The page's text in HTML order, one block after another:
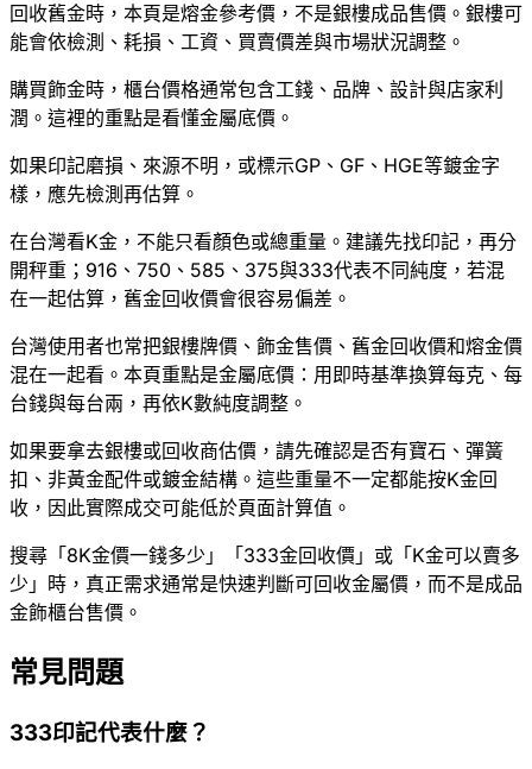
回收舊金時，本頁是熔金參考價，不是銀樓成品售價。銀樓可
能會依檢測、耗損、工資、買賣價差與市場狀況調整。
購買飾金時，櫃台價格通常包含工錢、品牌、設計與店家利
潤。這裡的重點是看懂金屬底價。
如果印記磨損、來源不明，或標示GP、GF、HGE等鍍金字
樣，應先檢測再估算。
在台灣看K金，不能只看顏色或總重量。建議先找印記，再分
開秤重；916、750、585、375與333代表不同純度，若混
在一起估算，舊金回收價會很容易偏差。
台灣使用者也常把銀樓牌價、飾金售價、舊金回收價和熔金價
混在一起看。本頁重點是金屬底價：用即時基準換算每克、每
台錢與每台兩，再依K數純度調整。
如果要拿去銀樓或回收商估價，請先確認是否有寶石、彈簧
扣、非黃金配件或鍍金結構。這些重量不一定都能按K金回
收，因此實際成交可能低於頁面計算值。
搜尋「8K金價一錢多少」「333金回收價」或「K金可以賣多
少」時，真正需求通常是快速判斷可回收金屬價，而不是成品
金飾櫃台售價。
常見問題
333印記代表什麼？